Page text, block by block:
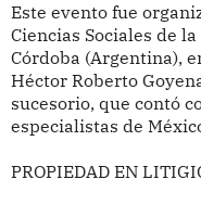
Este evento fue
Ciencias Sociales de
Córdoba (Argentina),
Héctor Roberto
sucesorio, que contó
especialistas de
PROPIEDAD EN